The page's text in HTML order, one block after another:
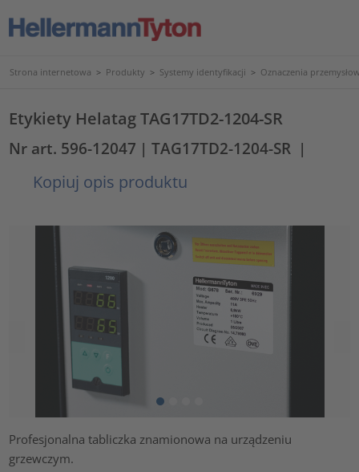
Strona internetowa > Produkty > Systemy identyfikacji > Oznaczenia
Etykiety Helatag TAG17TD2-1204-SR
Nr art. 596-12047 | TAG17TD2-1204-SR |
Kopiuj opis produktu
Profesjonalna tabliczka znamionowa na urządzeniu
grzewczym.